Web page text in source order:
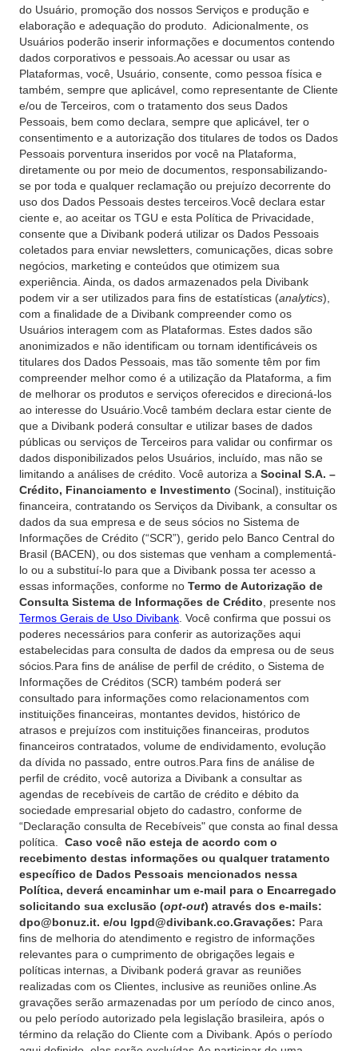
do Usuário, promoção dos nossos Serviços e produção e
elaboração e adequação do produto. Adicionalmente, os
Usuários poderão inserir informações e documentos contendo
dados corporativos e pessoais.Ao acessar ou usar as
Plataformas, você, Usuário, consente, como pessoa física e
também, sempre que aplicável, como representante de Cliente
e/ou de Terceiros, com o tratamento dos seus Dados
Pessoais, bem como declara, sempre que aplicável, ter o
consentimento e a autorização dos titulares de todos os Dados
Pessoais porventura inseridos por você na Plataforma,
diretamente ou por meio de documentos, responsabilizando-
se por toda e qualquer reclamação ou prejuízo decorrente do
uso dos Dados Pessoais destes terceiros.Você declara estar
ciente e, ao aceitar os TGU e esta Política de Privacidade,
consente que a Divibank poderá utilizar os Dados Pessoais
coletados para enviar newsletters, comunicações, dicas sobre
negócios, marketing e conteúdos que otimizem sua
experiência. Ainda, os dados armazenados pela Divibank
podem vir a ser utilizados para fins de estatísticas (analytics),
com a finalidade de a Divibank compreender como os
Usuários interagem com as Plataformas. Estes dados são
anonimizados e não identificam ou tornam identificáveis os
titulares dos Dados Pessoais, mas tão somente têm por fim
compreender melhor como é a utilização da Plataforma, a fim
de melhorar os produtos e serviços oferecidos e direcioná-los
ao interesse do Usuário.Você também declara estar ciente de
que a Divibank poderá consultar e utilizar bases de dados
públicas ou serviços de Terceiros para validar ou confirmar os
dados disponibilizados pelos Usuários, incluído, mas não se
limitando a análises de crédito. Você autoriza a Socinal S.A. –
Crédito, Financiamento e Investimento (Socinal), instituição
financeira, contratando os Serviços da Divibank, a consultar os
dados da sua empresa e de seus sócios no Sistema de
Informações de Crédito (“SCR”), gerido pelo Banco Central do
Brasil (BACEN), ou dos sistemas que venham a complementá-
lo ou a substituí-lo para que a Divibank possa ter acesso a
essas informações, conforme no Termo de Autorização de
Consulta Sistema de Informações de Crédito , presente nos
Termos Gerais de Uso Divibank . Você confirma que possui os
poderes necessários para conferir as autorizações aqui
estabelecidas para consulta de dados da empresa ou de seus
sócios Para fins de análise de perfil de crédito, o Sistema de
Informações de Créditos (SCR) também poderá ser
consultado para informações como relacionamentos com
instituições financeiras, montantes devidos, histórico de
atrasos e prejuízos com instituições financeiras, produtos
financeiros contratados, volume de endividamento, evolução
da dívida no passado, entre outros.Para fins de análise de
perfil de crédito, você autoriza a Divibank a consultar as
agendas de recebíveis de cartão de crédito e débito da
sociedade empresarial objeto do cadastro, conforme de
“Declaração consulta de Recebíveis" que consta ao final dessa
política. Caso você não esteja de acordo com o
recebimento destas informações ou qualquer tratamento
específico de Dados Pessoais mencionados nessa
Política, deverá encaminhar um e-mail para o Encarregado
solicitando sua exclusão (opt-out) através dos e-mails:
dpo@bonuz.it. e/ou lgpd@divibank.co.Gravações: Para
fins de melhoria do atendimento e registro de informações
relevantes para o cumprimento de obrigações legais e
políticas internas, a Divibank poderá gravar as reuniões
realizadas com os Clientes, inclusive as reuniões online.As
gravações serão armazenadas por um período de cinco anos,
ou pelo período autorizado pela legislação brasileira, após o
término da relação do Cliente com a Divibank. Após o período